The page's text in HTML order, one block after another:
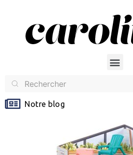
Notre blog